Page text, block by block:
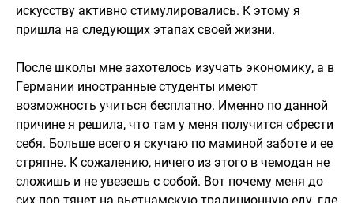
искусству активно стимулировались. К этому я
пришла на следующих этапах своей жизни.
После школы мне захотелось изучать экономику, а в
Германии иностранные студенты имеют
возможность учиться бесплатно. Именно по данной
причине я решила, что там у меня получится обрести
себя. Больше всего я скучаю по маминой заботе и ее
стряпне. К сожалению, ничего из этого в чемодан не
сложишь и не увезешь с собой. Вот почему меня до
сих пор тянет на вьетнамскую традиционную еду, где